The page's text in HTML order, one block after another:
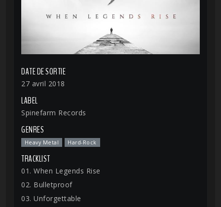
DATE DE SORTIE
27 avril 2018
LABEL
Spinefarm Records
GENRES
Heavy Metal Hard-Rock
TRACKLIST
01. When Legends Rise
02. Bulletproof
03. Unforgettable